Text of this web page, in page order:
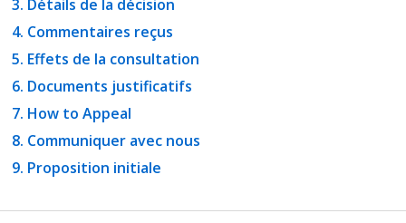
Détails de la décision
Commentaires reçus
Effets de la consultation
Documents justificatifs
How to Appeal
Communiquer avec nous
Proposition initiale